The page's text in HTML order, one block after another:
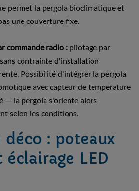
permet la pergola bioclimatique et
une couverture fixe.
commande radio : pilotage par
contrainte d'installation
Possibilité d'intégrer la pergola
avec capteur de température
— la pergola s'oriente alors
selon les conditions.
déco : poteaux
éclairage LED